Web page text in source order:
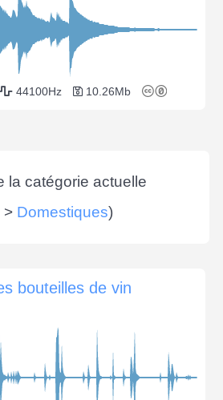
44100Hz 10.26Mb
la catégorie actuelle
> Domestiques)
bouteilles de vin